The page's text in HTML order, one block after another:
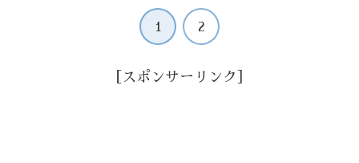
1 2
［スポンサーリンク］